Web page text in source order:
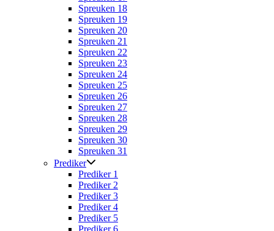
Spreuken 18
Spreuken 19
Spreuken 20
Spreuken 21
Spreuken 22
Spreuken 23
Spreuken 24
Spreuken 25
Spreuken 26
Spreuken 27
Spreuken 28
Spreuken 29
Spreuken 30
Spreuken 31
Prediker
Prediker 1
Prediker 2
Prediker 3
Prediker 4
Prediker 5
Prediker 6